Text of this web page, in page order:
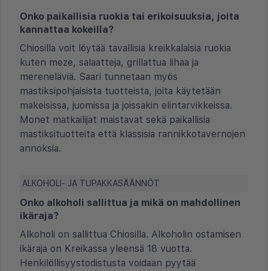
Onko paikallisia ruokia tai erikoisuuksia, joita
kannattaa kokeilla?
Chiosilla voit löytää tavallisia kreikkalaisia ruokia
kuten meze, salaatteja, grillattua lihaa ja
mereneläviä. Saari tunnetaan myös
mastiksipohjaisista tuotteista, joita käytetään
makeisissa, juomissa ja joissakin elintarvikkeissa.
Monet matkailijat maistavat sekä paikallisia
mastiksituotteita että klassisia rannikkotavernojen
annoksia.
ALKOHOLI- JA TUPAKKASÄÄNNÖT
Onko alkoholi sallittua ja mikä on mahdollinen
ikäraja?
Alkoholi on sallittua Chiosilla. Alkoholin ostamisen
ikäraja on Kreikassa yleensä 18 vuotta.
Henkilöllisyystodistusta voidaan pyytää